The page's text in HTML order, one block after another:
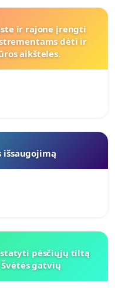
ir rajone įrengti
dėti ir
aikšteles.
išsaugojimą
pėsčiųjų tiltą
gatvių